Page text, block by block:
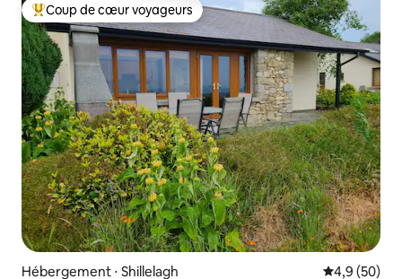
Coups de cœur voyageurs les plus appréciés
Coup de cœur voyageurs
Hébergement ⋅ Shillelagh Évaluation
4,9 (50)